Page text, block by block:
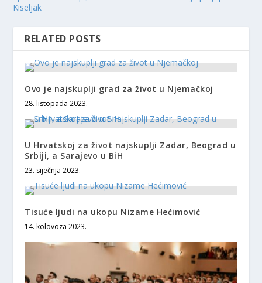
Kiseljak
RELATED POSTS
Ovo je najskuplji grad za život u Njemačkoj
28. listopada 2023.
U Hrvatskoj za život najskuplji Zadar, Beograd u
Srbiji, a Sarajevo u BiH
23. siječnja 2023.
Tisuće ljudi na ukopu Nizame Hećimović
14. kolovoza 2023.